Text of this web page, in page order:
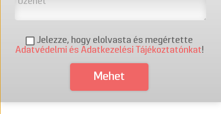
Jelezze, hogy elolvasta és megértette
Adatvédelmi és Adatkezelési Tájékoztatónkat!